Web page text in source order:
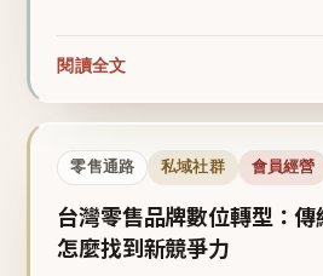
閱讀全文
零售通路 私域社群 會員經營
台灣零售品牌數位轉型：
怎麼找到新競爭力